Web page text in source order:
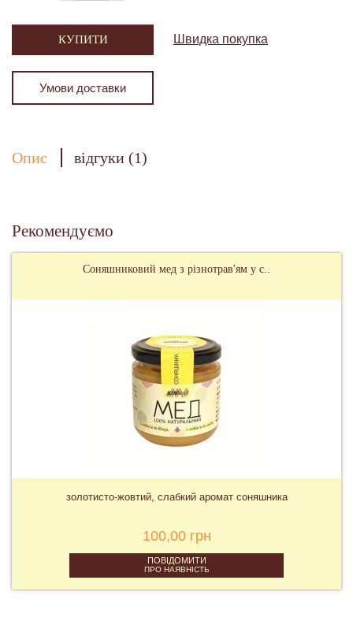
КУПИТИ Швидка покупка
Умови доставки
Опис відгуки (1)
Рекомендуємо
Соняшниковий мед з різнотрав'ям у с..
золотисто-жовтий, слабкий аромат соняшника
100,00 грн
ПОВІДОМИТИ
ПРО НАЯВНІСТЬ